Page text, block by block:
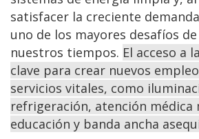
satisfacer la creciente
uno de los mayores desafíos
nuestros tiempos. El acceso a
clave para crear nuevos
servicios vitales, como
refrigeración, atención médica
educación y banda ancha